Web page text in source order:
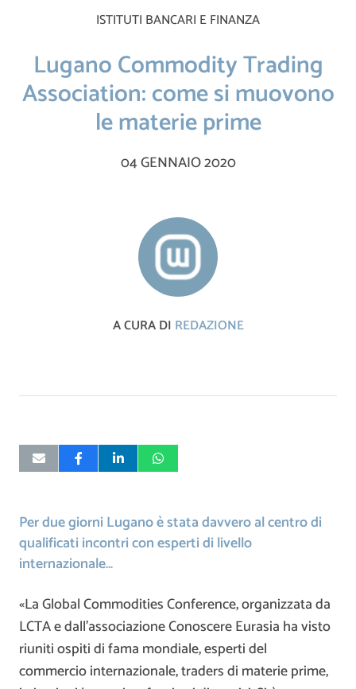
ISTITUTI BANCARI E FINANZA
Lugano Commodity Trading
Association: come si muovono
le materie prime
04 GENNAIO 2020
A CURA DI REDAZIONE
Per due giorni Lugano è stata davvero al centro di
qualificati incontri con esperti di livello
internazionale…
«La Global Commodities Conference, organizzata da
LCTA e dall’associazione Conoscere Eurasia ha visto
riuniti ospiti di fama mondiale, esperti del
commercio internazionale, traders di materie prime,